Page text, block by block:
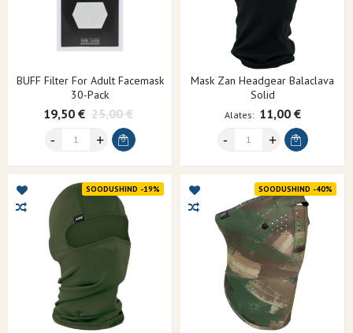
BUFF Filter For Adult Facemask
30-Pack
19,50 € 25,00 €
Mask Zan Headgear Balaclava
Solid
Alates 11,00 €
SOODUSHIND -19% SOODUSHIND -40%